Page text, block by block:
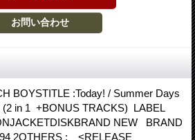
BOYSTITLE :Today! / Summer Days
(2 in 1 +BONUS TRACKS) LABEL
NEW BRAND
2OTHERS : <RELEASE